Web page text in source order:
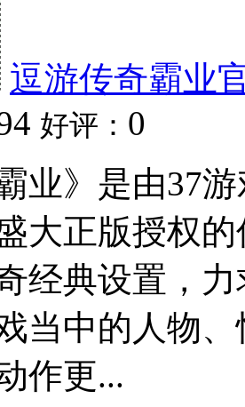
逗游传奇霸业
好评： 0
霸业》是由37
大正版授权
经典设置，
当中的人物
作更...